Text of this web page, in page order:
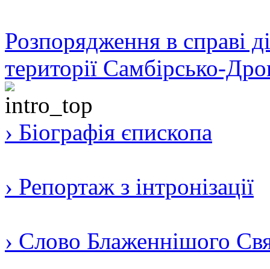
Розпорядження в справі
території Самбірсько-
› Біографія єпископа
› Репортаж з інтронізації
› Слово Блаженнішого